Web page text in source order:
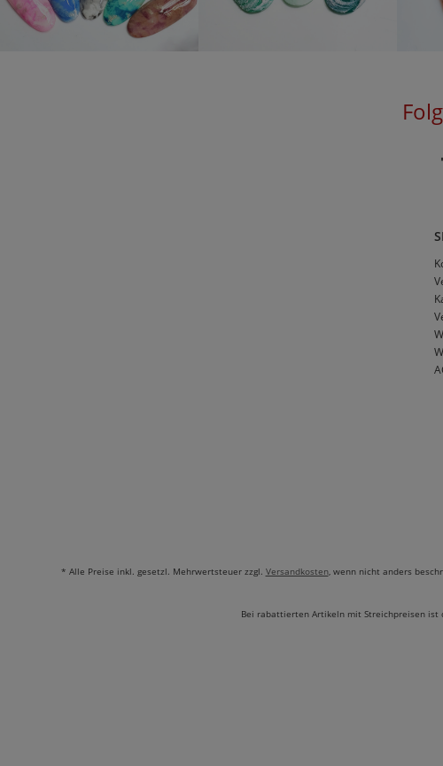
* Alle Preise inkl. gesetzl. Mehrwertsteuer zzgl. Versandkosten, wenn nicht anders
Bei rabattierten Artikeln mit Streichpreisen ist